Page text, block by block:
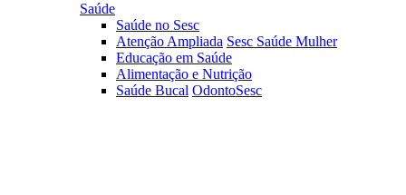
Saúde
Saúde no Sesc
Atenção Ampliada Sesc Saúde Mulher
Educação em Saúde
Alimentação e Nutrição
Saúde Bucal OdontoSesc